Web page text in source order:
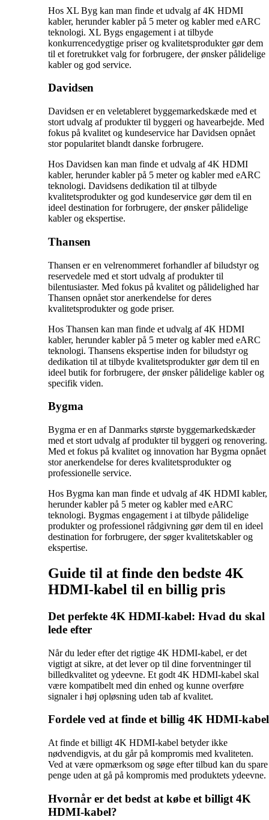
Hos XL Byg kan man finde et udvalg af 4K HDMI
kabler, herunder kabler på 5 meter og kabler med eARC
teknologi. XL Bygs engagement i at tilbyde
konkurrencedygtige priser og kvalitetsprodukter gør dem
til et foretrukket valg for forbrugere, der ønsker pålidelige
kabler og god service.
Davidsen
Davidsen er en veletableret byggemarkedskæde med et
stort udvalg af produkter til byggeri og havearbejde. Med
fokus på kvalitet og kundeservice har Davidsen opnået
stor popularitet blandt danske forbrugere.
Hos Davidsen kan man finde et udvalg af 4K HDMI
kabler, herunder kabler på 5 meter og kabler med eARC
teknologi. Davidsens dedikation til at tilbyde
kvalitetsprodukter og god kundeservice gør dem til en
ideel destination for forbrugere, der ønsker pålidelige
kabler og ekspertise.
Thansen
Thansen er en velrenommeret forhandler af biludstyr og
reservedele med et stort udvalg af produkter til
bilentusiaster. Med fokus på kvalitet og pålidelighed har
Thansen opnået stor anerkendelse for deres
kvalitetsprodukter og gode priser.
Hos Thansen kan man finde et udvalg af 4K HDMI
kabler, herunder kabler på 5 meter og kabler med eARC
teknologi. Thansens ekspertise inden for biludstyr og
dedikation til at tilbyde kvalitetsprodukter gør dem til en
ideel butik for forbrugere, der ønsker pålidelige kabler og
specifik viden.
Bygma
Bygma er en af Danmarks største byggemarkedskæder
med et stort udvalg af produkter til byggeri og renovering.
Med et fokus på kvalitet og innovation har Bygma opnået
stor anerkendelse for deres kvalitetsprodukter og
professionelle service.
Hos Bygma kan man finde et udvalg af 4K HDMI kabler,
herunder kabler på 5 meter og kabler med eARC
teknologi. Bygmas engagement i at tilbyde pålidelige
produkter og professionel rådgivning gør dem til en ideel
destination for forbrugere, der søger kvalitetskabler og
ekspertise.
Guide til at finde den bedste 4K
HDMI-kabel til en billig pris
Det perfekte 4K HDMI-kabel: Hvad du skal
lede efter
Når du leder efter det rigtige 4K HDMI-kabel, er det
vigtigt at sikre, at det lever op til dine forventninger til
billedkvalitet og ydeevne. Et godt 4K HDMI-kabel skal
være kompatibelt med din enhed og kunne overføre
signaler i høj opløsning uden tab af kvalitet.
Fordele ved at finde et billig 4K HDMI-kabel
At finde et billigt 4K HDMI-kabel betyder ikke
nødvendigvis, at du går på kompromis med kvaliteten.
Ved at være opmærksom og søge efter tilbud kan du spare
penge uden at gå på kompromis med produktets ydeevne.
Hvornår er det bedst at købe et billigt 4K
HDMI-kabel?